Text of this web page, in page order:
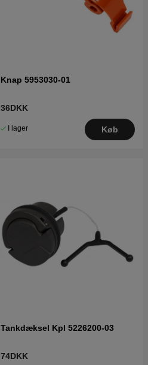
Knap 5953030-01
36DKK
I lager Køb
Tankdæksel Kpl 5226200-03
74DKK